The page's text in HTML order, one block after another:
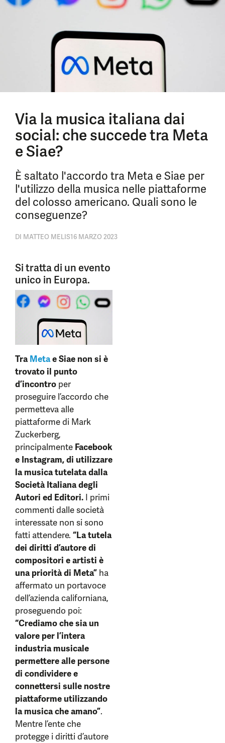
Via la musica italiana dai
social: che succede tra Meta
e Siae?
È saltato l'accordo tra Meta e Siae per
l'utilizzo della musica nelle piattaforme
del colosso americano. Quali sono le
conseguenze?
DI MATTEO MELIS16 MARZO 2023
Si tratta di un evento
unico in Europa.
TraMetae Siae non si è
trovato il punto
d’incontro per
proseguire l’accordo che
permetteva alle
piattaforme di Mark
Zuckerberg,
principalmente Facebook
e Instagram, di utilizzare
la musica tutelata dalla
Società Italiana degli
Autori ed Editori. I primi
commenti dalle società
interessate non si sono
fatti attendere. “La tutela
dei diritti d’autore di
compositori e artisti è
una priorità di Meta” ha
affermato un portavoce
dell’azienda californiana,
proseguendo poi:
“Crediamo che sia un
valore per l’intera
industria musicale
permettere alle persone
di condividere e
connettersi sulle nostre
piattaforme utilizzando
la musica che amano”.
Mentre l’ente che
protegge i diritti d’autore